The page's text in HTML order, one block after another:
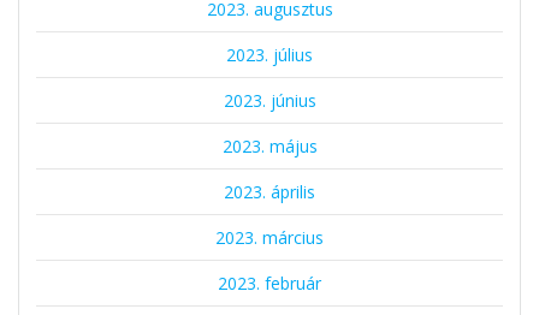
2023. augusztus
2023. július
2023. június
2023. május
2023. április
2023. március
2023. február